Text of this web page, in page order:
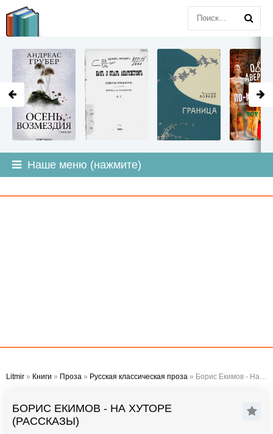
Наше меню (нажмите)
Litmir » Книги » Проза » Русская классическая проза » Борис Екимов - На хуторе (рассказы)
БОРИС ЕКИМОВ - НА ХУТОРЕ
(РАССКАЗЫ)
LITMIR.ORG